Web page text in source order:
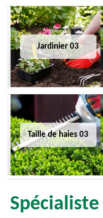
Jardinier 03
Taille de haies 03